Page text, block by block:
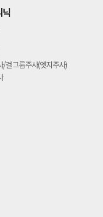
닉
/걸그룹주사(엣지주사)